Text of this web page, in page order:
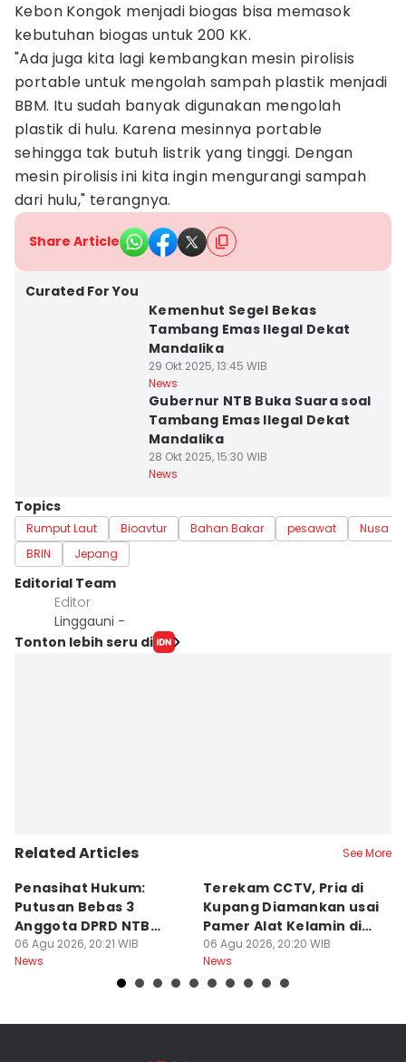
Kebon Kongok menjadi biogas bisa memasok
kebutuhan biogas untuk 200 KK.
"Ada juga kita lagi kembangkan mesin pirolisis
portable untuk mengolah sampah plastik menjadi
BBM. Itu sudah banyak digunakan mengolah
plastik di hulu. Karena mesinnya portable
sehingga tak butuh listrik yang tinggi. Dengan
mesin pirolisis ini kita ingin mengurangi sampah
dari hulu," terangnya.
Share Article
Curated For You
Kemenhut Segel Bekas
Tambang Emas Ilegal Dekat
Mandalika
29 Okt 2025, 13:45 WIB
News
Gubernur NTB Buka Suara soal
Tambang Emas Ilegal Dekat
Mandalika
28 Okt 2025, 15:30 WIB
News
Topics
Rumput Laut Bioavtur Bahan Bakar pesawat
Nusa
BRIN
Jepang
Editorial Team
Editor
Linggauni -
Tonton lebih seru di
Related Articles See More
Penasihat Hukum:
Putusan Bebas 3
Anggota DPRD NTB
Bersifat Final
06 Agu 2026, 20:21 WIB
News
Terekam CCTV, Pria di
Kupang Diamankan usai
Pamer Alat Kelamin di
Kios
06 Agu 2026, 20:20 WIB
News